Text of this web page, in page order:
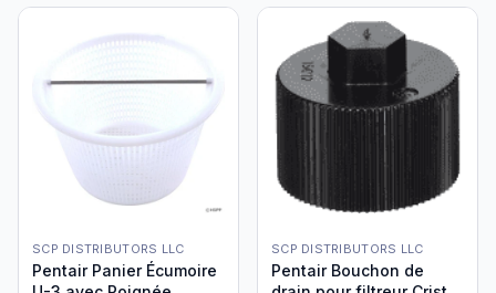
SCP DISTRIBUTORS LLC
Pentair Panier Écumoire
SCP DISTRIBUTORS LLC
Pentair Bouchon de